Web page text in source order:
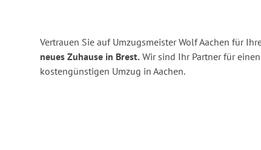
Vertrauen Sie auf Umzugsmeister Wolf Aachen für
neues Zuhause in Brest. Wir sind Ihr Partner für
kostengünstigen Umzug in Aachen.